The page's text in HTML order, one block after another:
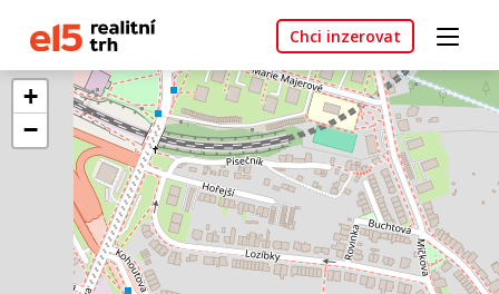
Chci inzerovat
+
−